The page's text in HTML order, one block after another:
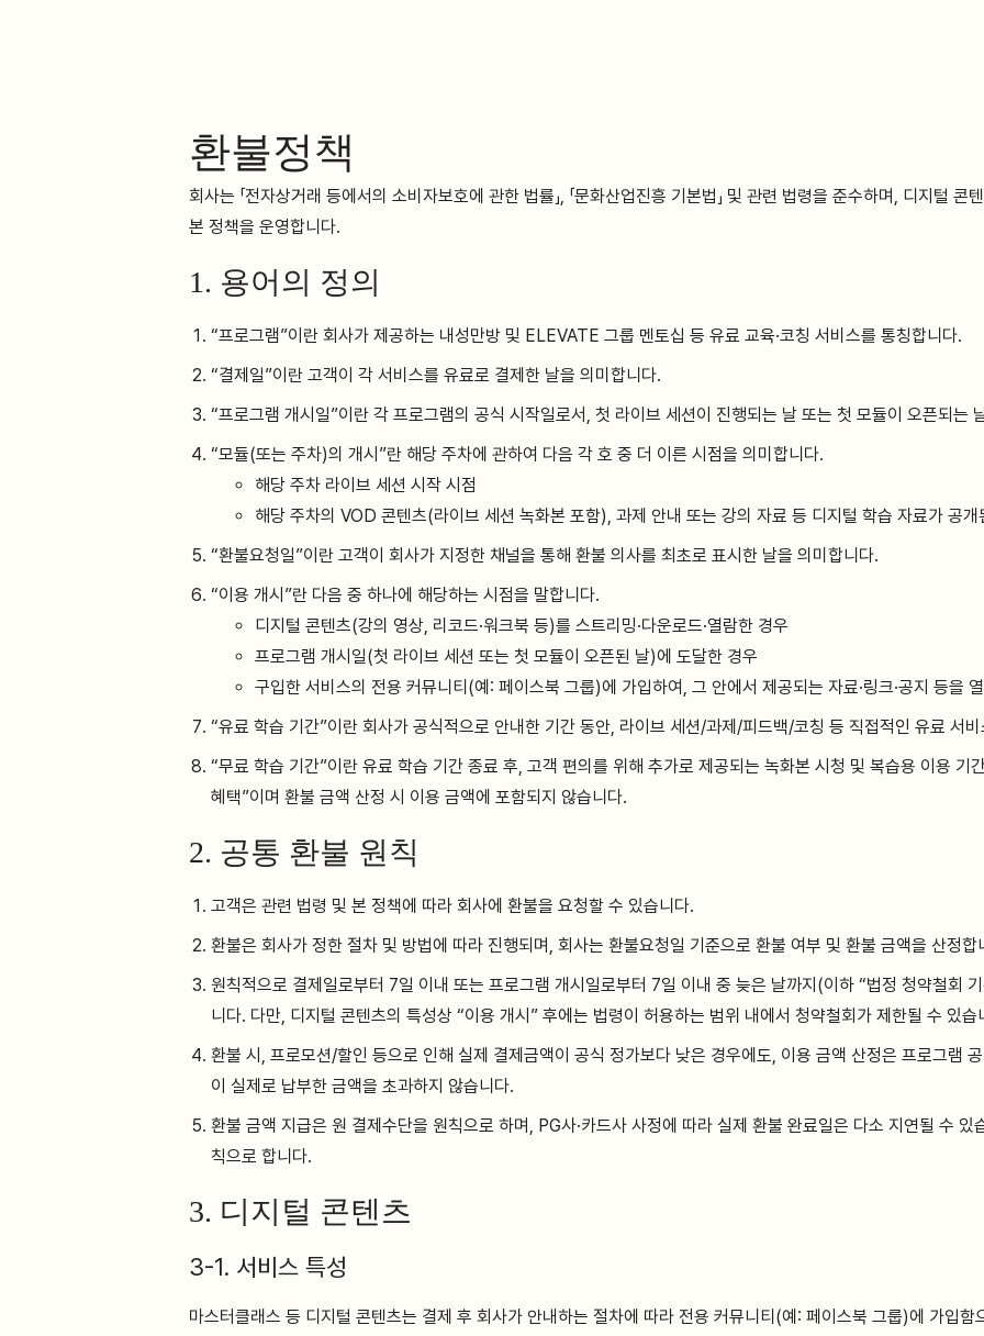
환불정책
회사는 「전자상거래 등에서의 소비자보호에 관한 법률」, 「문화산업진흥 기본법」 및 관련 법령을 준수하며, 디지털
본 정책을 운영합니다.
1. 용어의 정의
“프로그램”이란 회사가 제공하는 내성만방 및 ELEVATE 그룹 멘토십 등 유료 교육·코칭 서비스를 통칭합니다.
“결제일”이란 고객이 각 서비스를 유료로 결제한 날을 의미합니다.
“프로그램 개시일”이란 각 프로그램의 공식 시작일로서, 첫 라이브 세션이 진행되는 날 또는 첫 모듈이 오픈되는
“모듈(또는 주차)의 개시”란 해당 주차에 관하여 다음 각 호 중 더 이른 시점을 의미합니다.
해당 주차 라이브 세션 시작 시점
해당 주차의 VOD 콘텐츠(라이브 세션 녹화본 포함), 과제 안내 또는 강의 자료 등 디지털 학습 자료가 공개
“환불요청일”이란 고객이 회사가 지정한 채널을 통해 환불 의사를 최초로 표시한 날을 의미합니다.
“이용 개시”란 다음 중 하나에 해당하는 시점을 말합니다.
디지털 콘텐츠(강의 영상, 리코드·워크북 등)를 스트리밍·다운로드·열람한 경우
프로그램 개시일(첫 라이브 세션 또는 첫 모듈이 오픈된 날)에 도달한 경우
구입한 서비스의 전용 커뮤니티(예: 페이스북 그룹)에 가입하여, 그 안에서 제공되는 자료·링크·공지 등을
“유료 학습 기간”이란 회사가 공식적으로 안내한 기간 동안, 라이브 세션/과제/피드백/코칭 등 직접적인 유료 서
“무료 학습 기간”이란 유료 학습 기간 종료 후, 고객 편의를 위해 추가로 제공되는 녹화본 시청 및 복습용 이용 기
혜택”이며 환불 금액 산정 시 이용 금액에 포함되지 않습니다.
2. 공통 환불 원칙
고객은 관련 법령 및 본 정책에 따라 회사에 환불을 요청할 수 있습니다.
환불은 회사가 정한 절차 및 방법에 따라 진행되며, 회사는 환불요청일 기준으로 환불 여부 및 환불 금액을 산정합
원칙적으로 결제일로부터 7일 이내 또는 프로그램 개시일로부터 7일 이내 중 늦은 날까지(이하 “법정 청약철회
니다. 다만, 디지털 콘텐츠의 특성상 “이용 개시” 후에는 법령이 허용하는 범위 내에서 청약철회가 제한될 수 있습
환불 시, 프로모션/할인 등으로 인해 실제 결제금액이 공식 정가보다 낮은 경우에도, 이용 금액 산정은 프로그램
이 실제로 납부한 금액을 초과하지 않습니다.
환불 금액 지급은 원 결제수단을 원칙으로 하며, PG사·카드사 사정에 따라 실제 환불 완료일은 다소 지연될 수
칙으로 합니다.
3. 디지털 콘텐츠
3-1. 서비스 특성
마스터클래스 등 디지털 콘텐츠는 결제 후 회사가 안내하는 절차에 따라 전용 커뮤니티(예: 페이스북 그룹)에 가입